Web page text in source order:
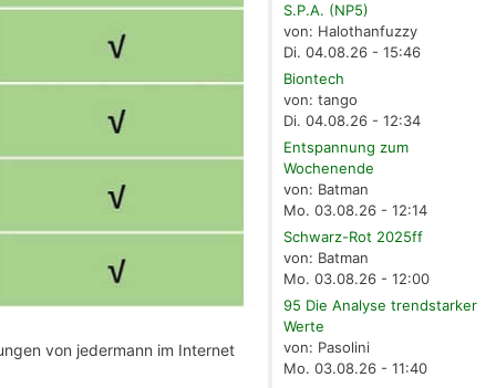
von jedermann im Internet
S.P.A. (NP5)
von: Halothanfuzzy
Di. 04.08.26 - 15:46
Biontech
von: tango
Di. 04.08.26 - 12:34
Entspannung zum
Wochenende
von: Batman
Mo. 03.08.26 - 12:14
Schwarz-Rot 2025ff
von: Batman
Mo. 03.08.26 - 12:00
95 Die Analyse trendstarker
Werte
von: Pasolini
Mo. 03.08.26 - 11:40